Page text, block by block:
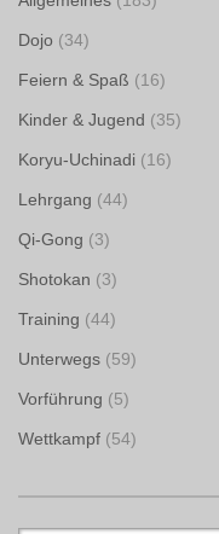
Dojo (34)
Feiern & Spaß (16)
Kinder & Jugend (35)
Koryu-Uchinadi (16)
Lehrgang (44)
Qi-Gong (3)
Shotokan (3)
Training (44)
Unterwegs (59)
Vorführung (5)
Wettkampf (54)